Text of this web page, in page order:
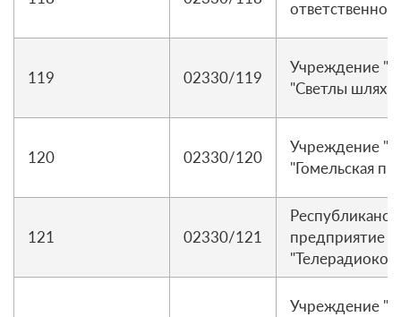
119 02330/119
Учреждение
"Светлы шлях"
120 02330/120
Учреждение
"Гомельская
121 02330/121
предприятие
Учреждение